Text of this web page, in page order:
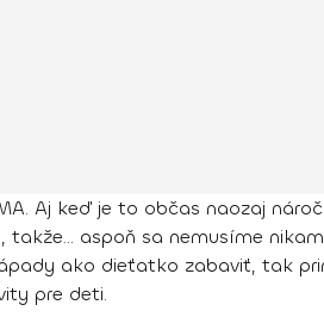
Aj keď je to občas naozaj
aspoň sa nemusíme
ako dieťatko zabaviť, tak
pre deti.